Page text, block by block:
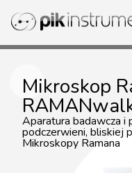
Mikroskop
Aparatura badawcza i
podczerwieni, bliskiej
Mikroskopy Ramana